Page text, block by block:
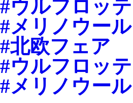
#ウルフロッテ
#メリノウール
#北欧フェア
#ウルフロッテ
#メリノウール